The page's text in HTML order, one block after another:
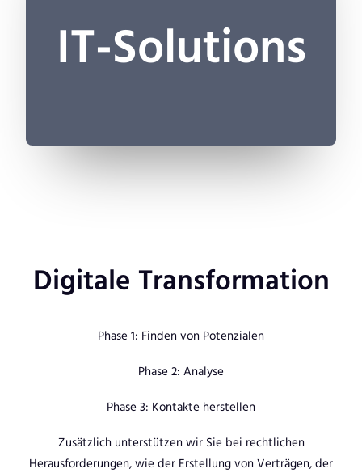
IT-Solutions
Digitale Transformation
Phase 1: Finden von Potenzialen
Phase 2: Analyse
Phase 3: Kontakte herstellen
Zusätzlich unterstützen wir Sie bei rechtlichen
Herausforderungen, wie der Erstellung von Verträgen, der